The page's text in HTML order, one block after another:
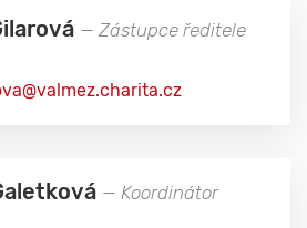
— Zástupce ředitele
— Koordinátor